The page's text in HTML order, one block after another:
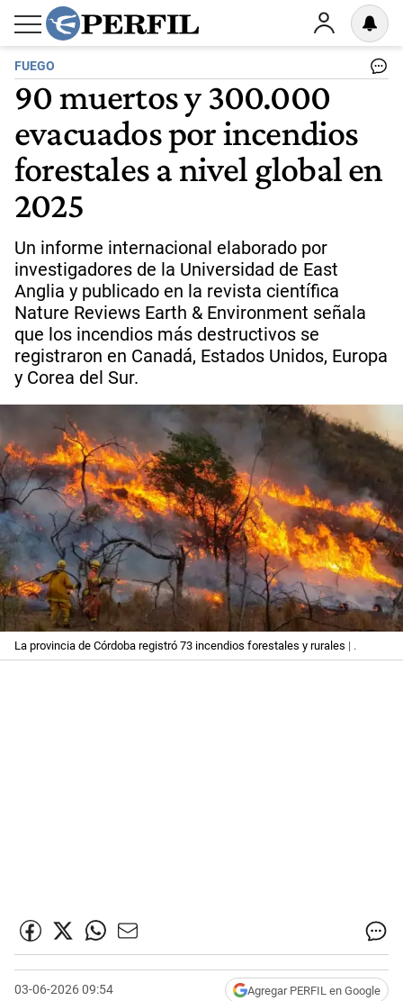
FUEGO
90 muertos y 300.000
evacuados por incendios
forestales a nivel global en
2025
Un informe internacional elaborado por
investigadores de la Universidad de East
Anglia y publicado en la revista científica
Nature Reviews Earth & Environment señala
que los incendios más destructivos se
registraron en Canadá, Estados Unidos, Europa
y Corea del Sur.
La provincia de Córdoba registró 73 incendios forestales y rurales | .
03-06-2026 09:54 Agregar PERFIL en Google